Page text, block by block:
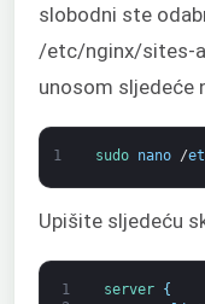
slobodni ste
/etc/nginx/sites-
unosom sljedeće
1 sudo nano /
Upišite sljedeću
1
server
{